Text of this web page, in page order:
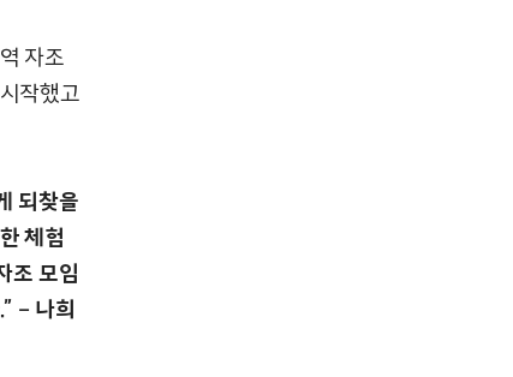
자조
작했고
되찾을
체험
조 모임
– 나희